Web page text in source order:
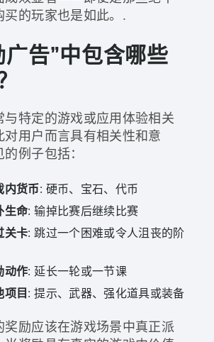
买的玩家也是如此。.
广告”中包含哪些
与特定的游戏或应用体验相关
对用户而言具有相关性和意
例子包括：
内货币: 硬币、宝石、代币
生命: 输掉比赛后继续比赛
关卡: 跳过一个困难或令人沮丧的阶
动作: 延长一轮或一节课
项目: 提示、武器、强化道具或装备
奖励应该在游戏场景中真正派